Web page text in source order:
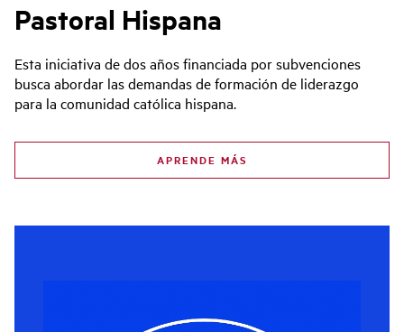
Pastoral Hispana
Esta iniciativa de dos años financiada por subvenciones
busca abordar las demandas de formación de liderazgo
para la comunidad católica hispana.
APRENDE MÁS